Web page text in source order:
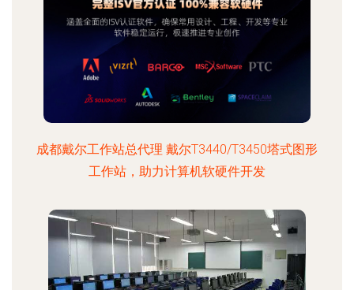
成都戴尔工作站总代理 戴尔T3440/T3450塔式图形
工作站，助力计算机软硬件开发